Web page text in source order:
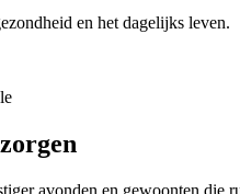
en het dagelijks leven.
avonden en gewoonten die